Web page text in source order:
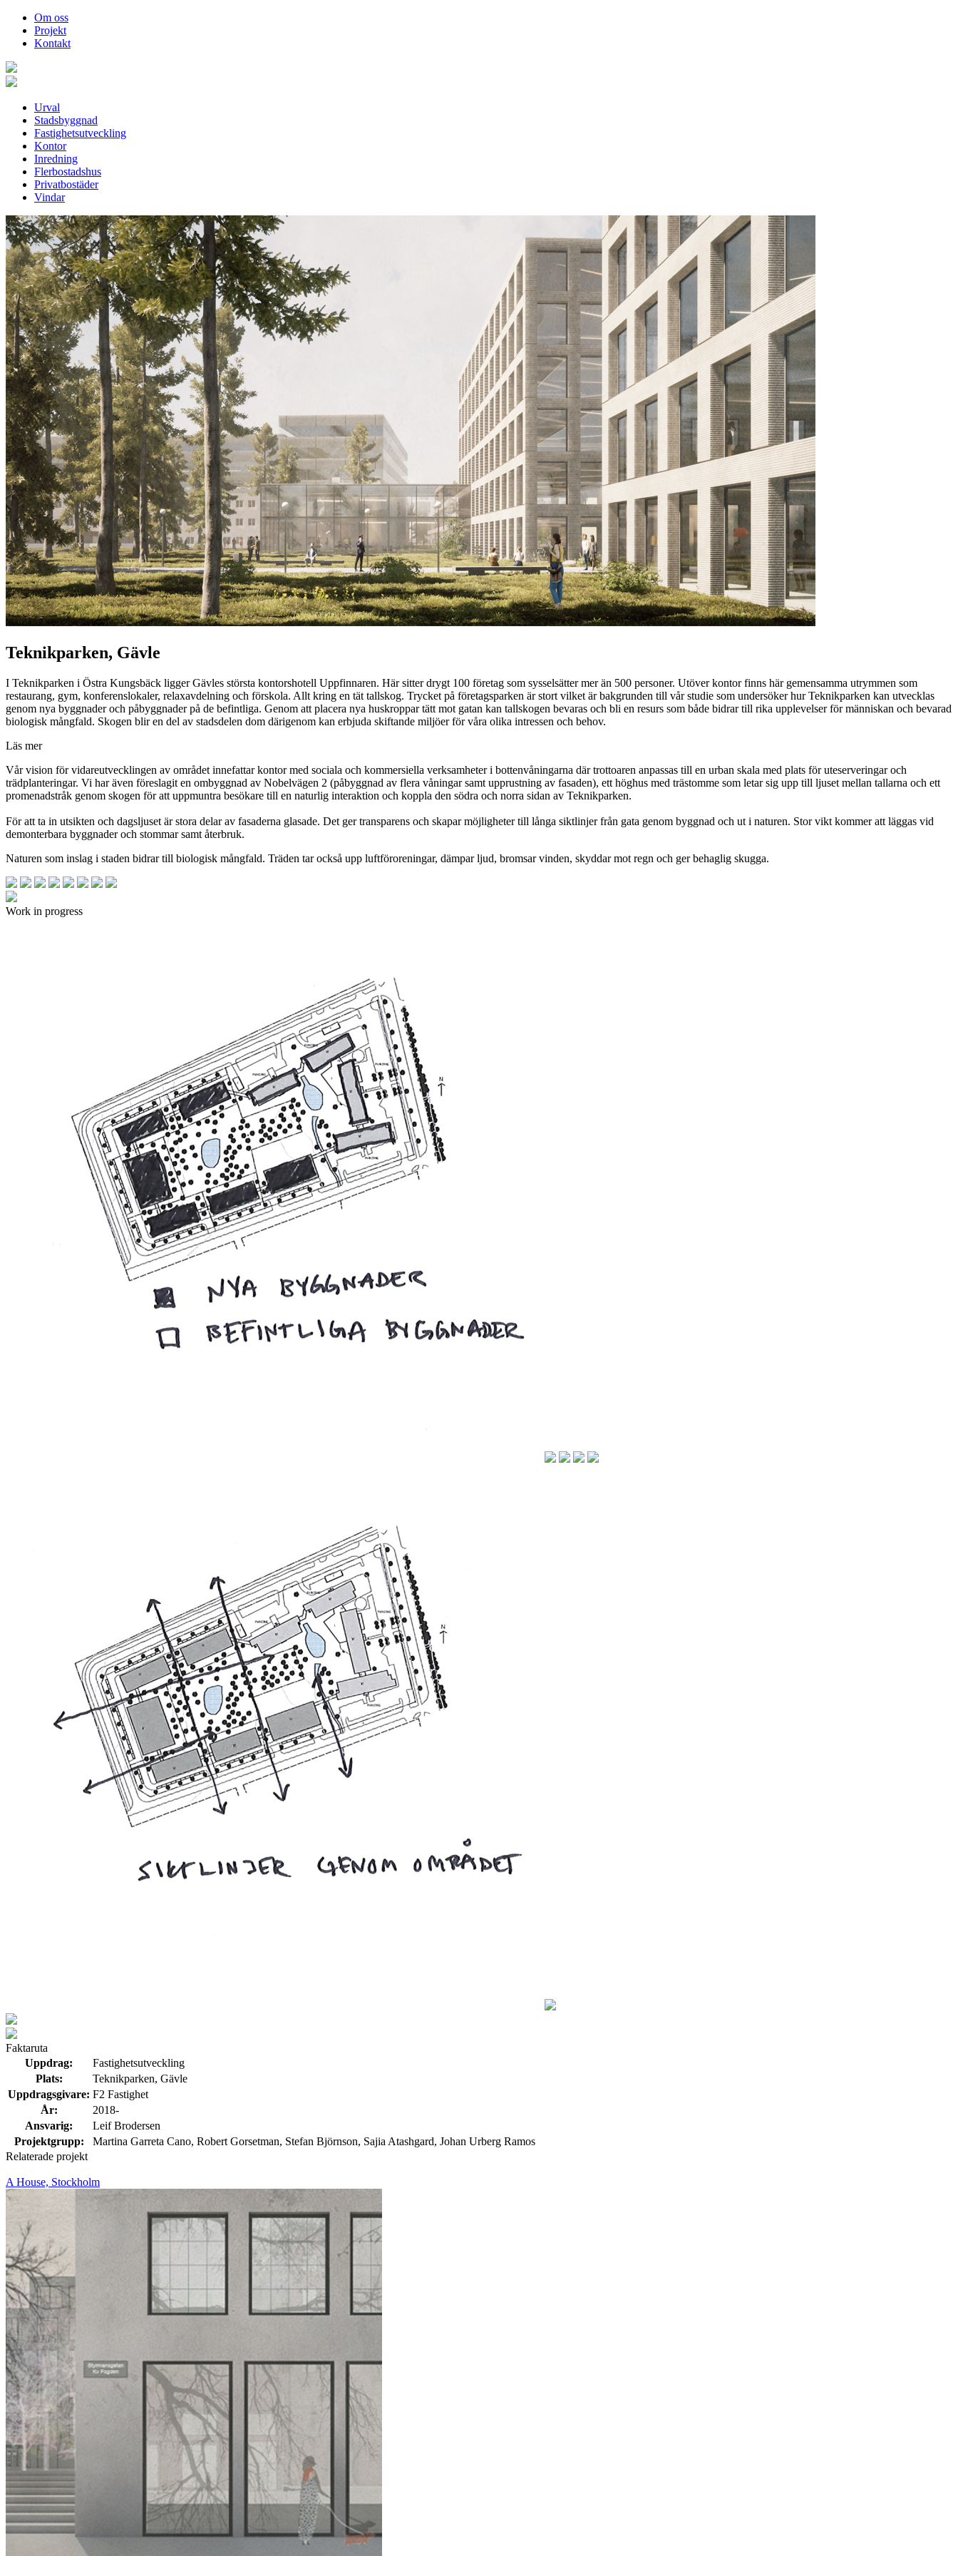
Om oss
Projekt
Kontakt
Urval
Stadsbyggnad
Fastighetsutveckling
Kontor
Inredning
Flerbostadshus
Privatbostäder
Vindar
Teknikparken, Gävle
I Teknikparken i Östra Kungsbäck ligger Gävles största kontorshotell Uppfinnaren. Här sitter drygt 100 företag som sysselsätter mer än 500 personer. Utöver kontor finns här gemensamma utrymmen som
restaurang, gym, konferenslokaler, relaxavdelning och förskola. Allt kring en tät tallskog. Trycket på företagsparken är stort vilket är bakgrunden till vår studie som undersöker hur Teknikparken kan utvecklas
genom nya byggnader och påbyggnader på de befintliga. Genom att placera nya huskroppar tätt mot gatan kan tallskogen bevaras och bli en resurs som både bidrar till rika upplevelser för människan och bevarad
biologisk mångfald. Skogen blir en del av stadsdelen dom därigenom kan erbjuda skiftande miljöer för våra olika intressen och behov.
Läs mer
Vår vision för vidareutvecklingen av området innefattar kontor med sociala och kommersiella verksamheter i bottenvåningarna där trottoaren anpassas till en urban skala med plats för uteserveringar och
trädplanteringar. Vi har även föreslagit en ombyggnad av Nobelvägen 2 (påbyggnad av flera våningar samt upprustning av fasaden), ett höghus med trästomme som letar sig upp till ljuset mellan tallarna och ett
promenadstråk genom skogen för att uppmuntra besökare till en naturlig interaktion och koppla den södra och norra sidan av Teknikparken.
För att ta in utsikten och dagsljuset är stora delar av fasaderna glasade. Det ger transparens och skapar möjligheter till långa siktlinjer från gata genom byggnad och ut i naturen. Stor vikt kommer att läggas vid
demonterbara byggnader och stommar samt återbruk.
Naturen som inslag i staden bidrar till biologisk mångfald. Träden tar också upp luftföroreningar, dämpar ljud, bromsar vinden, skyddar mot regn och ger behaglig skugga.
Work in progress
Faktaruta
Uppdrag:
Fastighetsutveckling
Plats:
Teknikparken, Gävle
Uppdragsgivare: F2 Fastighet
År:
2018-
Ansvarig:
Leif Brodersen
Projektgrupp:
Martina Garreta Cano, Robert Gorsetman, Stefan Björnson, Sajia Atashgard, Johan Urberg Ramos
Relaterade projekt
A House, Stockholm